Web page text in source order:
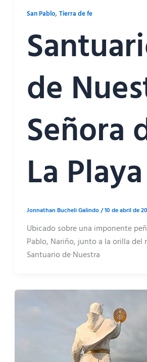
San Pablo, Tierra de fe
de
Señora
La Playa
Jonnathan Bucheli Galindo/10 de abril de
Ubicado sobre una imponente
Pablo, Nariño, junto a la orilla del
Santuario de Nuestra